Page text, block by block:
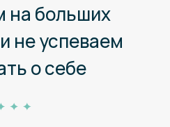
на больших
не успеваем
о себе